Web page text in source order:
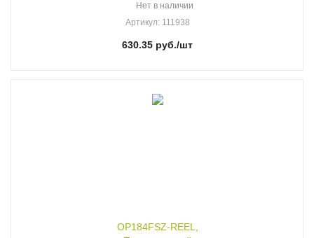
Нет в наличии
Артикул: 111938
630.35 руб./шт
OP184FSZ-REEL,